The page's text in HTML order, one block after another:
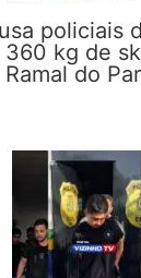
policiais
360 kg de
do